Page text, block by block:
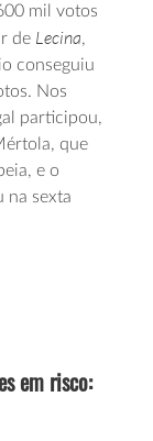
mil votos
de Lecina,
conseguiu
Nos
participou,
que
e o
na sexta
em risco: